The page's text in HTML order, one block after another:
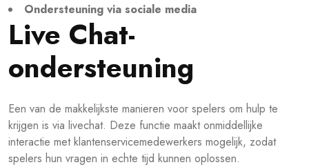
Ondersteuning via sociale media
Live Chat-
ondersteuning
Een van de makkelijkste manieren voor spelers om hulp te
krijgen is via livechat. Deze functie maakt onmiddellijke
interactie met klantenservicemedewerkers mogelijk, zodat
spelers hun vragen in echte tijd kunnen oplossen.